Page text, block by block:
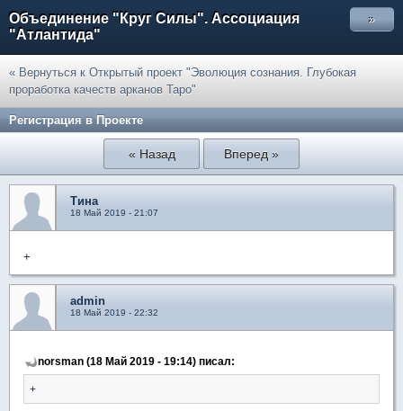
Объединение "Круг Силы". Ассоциация
"Атлантида"
»
« Вернуться к Открытый проект "Эволюция сознания. Глубокая
проработка качеств арканов Таро"
Регистрация в Проекте
« Назад Вперед »
Тина
18 Май 2019 - 21:07
+
admin
18 Май 2019 - 22:32
norsman (18 Май 2019 - 19:14) писал:
+